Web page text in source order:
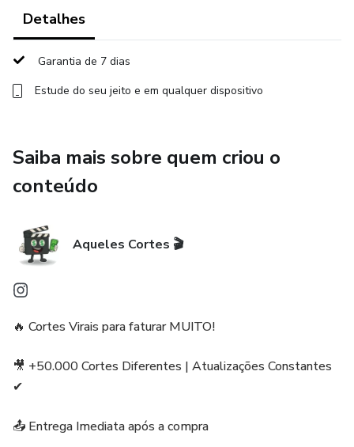
Detalhes
Garantia de 7 dias
Estude do seu jeito e em qualquer dispositivo
Saiba mais sobre quem criou o
conteúdo
Aqueles Cortes 🎬
🔥 Cortes Virais para faturar MUITO!
🎥 +50.000 Cortes Diferentes | Atualizações Constantes
✔
📤 Entrega Imediata após a compra